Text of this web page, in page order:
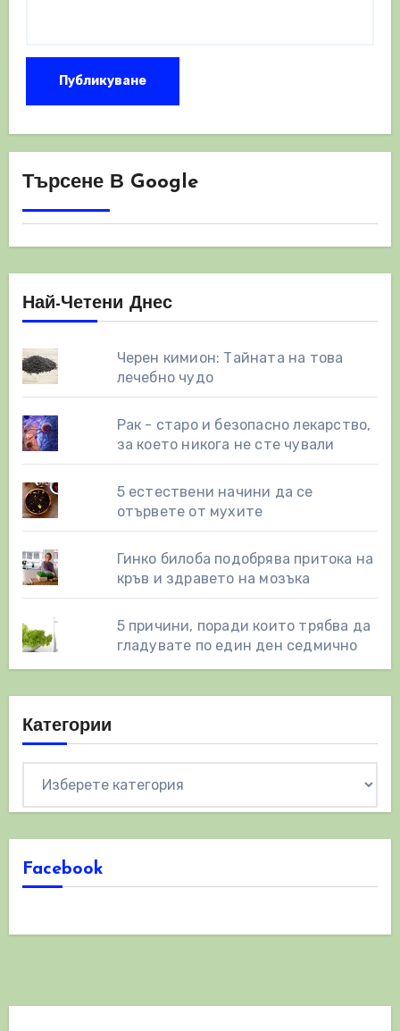
Търсене В Google
Най-Четени Днес
Черен кимион: Тайната на това
лечебно чудо
Рак - старо и безопасно лекарство,
за което никога не сте чували
5 естествени начини да се
отървете от мухите
Гинко билоба подобрява притока на
кръв и здравето на мозъка
5 причини, поради които трябва да
гладувате по един ден седмично
Категории
Facebook